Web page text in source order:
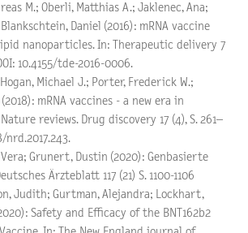
M.; Oberli, Matthias A.; Jaklenec, Ana;
Blankschtein, Daniel (2016): mRNA vaccine
nanoparticles. In: Therapeutic delivery 7
10.4155/tde-2016-0006.
Michael J.; Porter, Frederick W.;
(2018): mRNA vaccines - a new era in
reviews. Drug discovery 17 (4), S. 261–
nrd.2017.243.
Grunert, Dustin (2020): Genbasierte
Ärzteblatt 117 (21) S. 1100-1106
Judith; Gurtman, Alejandra; Lockhart,
Safety and Efficacy of the BNT162b2